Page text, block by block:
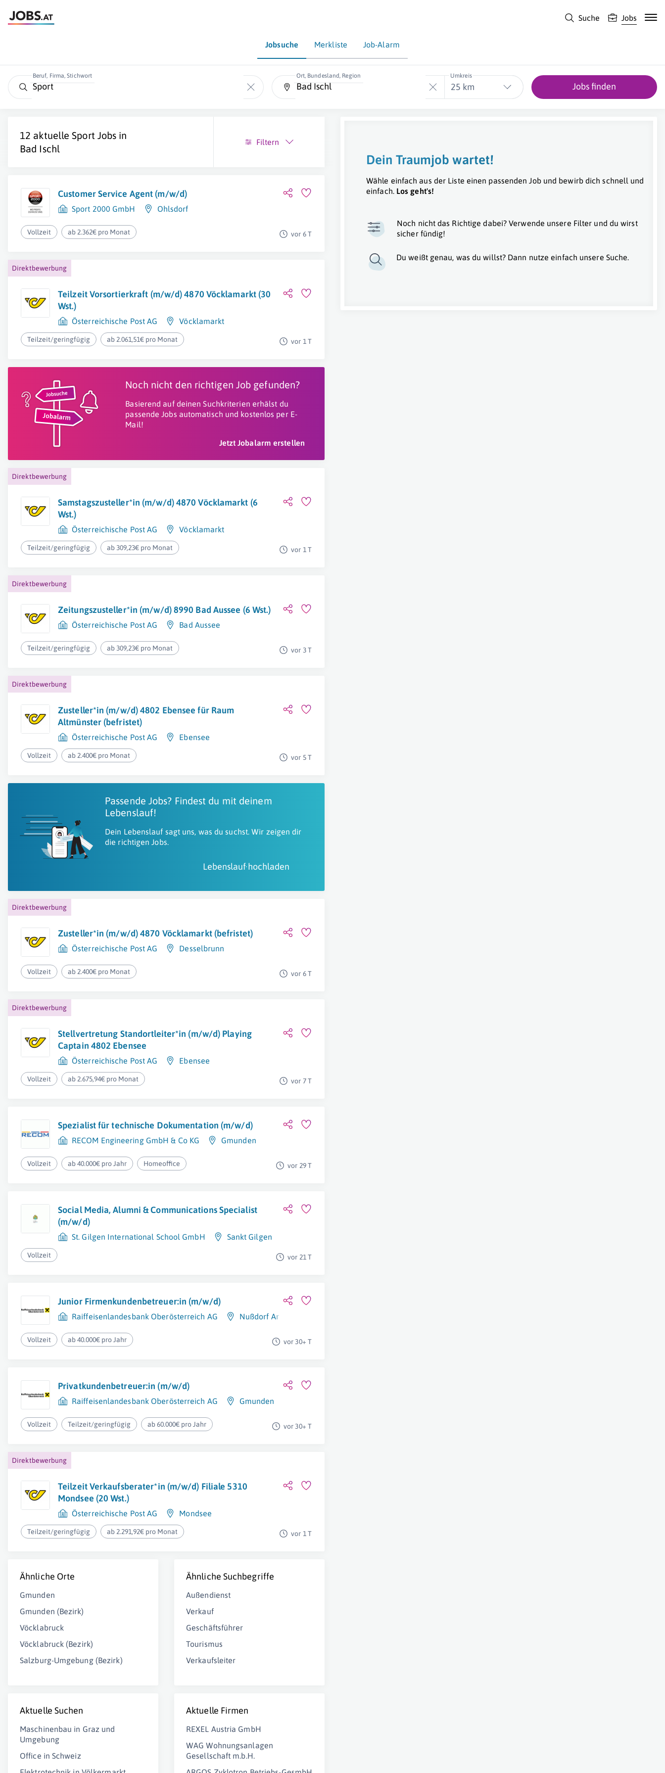
Suche Jobs
Jobsuche Merkliste Job-Alarm
Beruf, Firma, Stichwort Ort, Bundesland, Region Umkreis
25 km Jobs finden
12 aktuelleSport Jobs in
Bad Ischl
Filtern
Customer Service Agent (m/w/d)
Sport 2000 GmbH Ohlsdorf
Vollzeit ab 2.362€ pro Monat vor 6 T
Direktbewerbung
Teilzeit Vorsortierkraft (m/w/d) 4870 Vöcklamarkt (30
Wst.)
Österreichische Post AG Vöcklamarkt
Teilzeit/geringfügig ab 2.061,51€ pro Monat vor 1 T
Noch nicht den richtigen Job gefunden?
Basierend auf deinen Suchkriterien erhälst du
passende Jobs automatisch und kostenlos per E-
Mail!
Jetzt Jobalarm erstellen
Direktbewerbung
Samstagszusteller*in (m/w/d) 4870 Vöcklamarkt (6
Wst.)
Österreichische Post AG Vöcklamarkt
Teilzeit/geringfügig ab 309,23€ pro Monat vor 1 T
Direktbewerbung
Zeitungszusteller*in (m/w/d) 8990 Bad Aussee (6 Wst.)
Österreichische Post AG Bad Aussee
Teilzeit/geringfügig ab 309,23€ pro Monat vor 3 T
Direktbewerbung
Zusteller*in (m/w/d) 4802 Ebensee für Raum
Altmünster (befristet)
Österreichische Post AG Ebensee
Vollzeit ab 2.400€ pro Monat vor 5 T
Passende Jobs? Findest du mit deinem
Lebenslauf!
Dein Lebenslauf sagt uns, was du suchst. Wir zeigen dir
die richtigen Jobs.
Lebenslauf hochladen
Direktbewerbung
Zusteller*in (m/w/d) 4870 Vöcklamarkt (befristet)
Österreichische Post AG Desselbrunn
Vollzeit ab 2.400€ pro Monat vor 6 T
Direktbewerbung
Stellvertretung Standortleiter*in (m/w/d) Playing
Captain 4802 Ebensee
Österreichische Post AG Ebensee
Vollzeit ab 2.675,94€ pro Monat vor 7 T
Spezialist für technische Dokumentation (m/w/d)
RECOM Engineering GmbH & Co KG Gmunden
Vollzeit ab 40.000€ pro Jahr Homeoffice vor 29 T
Social Media, Alumni & Communications Specialist
(m/w/d)
St. Gilgen International School GmbH Sankt Gilgen
Vollzeit vor 21 T
Junior Firmenkundenbetreuer:in (m/w/d)
Raiffeisenlandesbank Oberösterreich AG Nußdorf Am Attersee
Vollzeit ab 40.000€ pro Jahr vor 30+ T
Privatkundenbetreuer:in (m/w/d)
Raiffeisenlandesbank Oberösterreich AG Gmunden
Vollzeit Teilzeit/geringfügig ab 60.000€ pro Jahr vor 30+ T
Direktbewerbung
Teilzeit Verkaufsberater*in (m/w/d) Filiale 5310
Mondsee (20 Wst.)
Österreichische Post AG Mondsee
Teilzeit/geringfügig ab 2.291,92€ pro Monat vor 1 T
Ähnliche Orte
Gmunden
Gmunden (Bezirk)
Vöcklabruck
Vöcklabruck (Bezirk)
Salzburg-Umgebung (Bezirk)
Ähnliche Suchbegriffe
Außendienst
Verkauf
Geschäftsführer
Tourismus
Verkaufsleiter
Aktuelle Suchen
Maschinenbau in Graz und
Umgebung
Office in Schweiz
Aktuelle Firmen
REXEL Austria GmbH
WAG Wohnungsanlagen
Gesellschaft m.b.H.
Dein Traumjob wartet!
Wähle einfach aus der Liste einen passenden Job und bewirb dich schnell und
einfach. Los geht's!
Noch nicht das Richtige dabei? Verwende unsere Filter und du wirst
sicher fündig!
Du weißt genau, was du willst? Dann nutze einfach unsere Suche.